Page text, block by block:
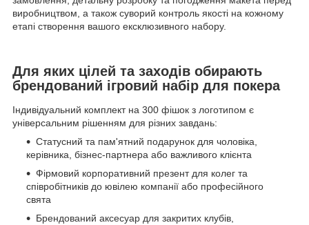
виробництвом, а також суворий контроль якості на кожному
етапі створення вашого ексклюзивного набору.
Для яких цілей та заходів обирають
брендований ігровий набір для покера
Індивідуальний комплект на 300 фішок з логотипом є
універсальним рішенням для різних завдань:
Статусний та пам'ятний подарунок для чоловіка,
керівника, бізнес-партнера або важливого клієнта
Фірмовий корпоративний презент для колег та
співробітників до ювілею компанії або професійного
свята
Брендований аксесуар для закритих клубів,